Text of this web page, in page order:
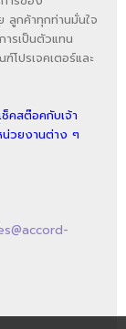
ลูกค้าทุกท่านมั่นใจ
รเป็นตัวแทน
โปรเจคเตอร์และ
คสต๊อคกับเจ้า
วยงานต่าง ๆ